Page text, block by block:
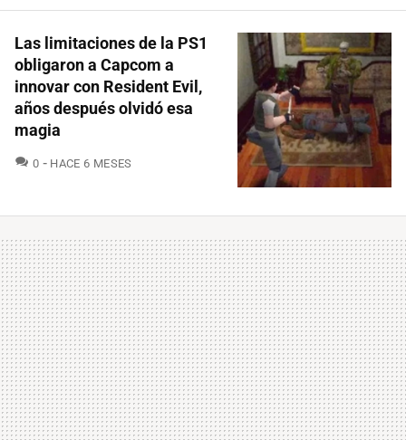
Las limitaciones de la PS1
obligaron a Capcom a
innovar con Resident Evil,
años después olvidó esa
magia
0 COMENTARIOS
HACE 6 MESES